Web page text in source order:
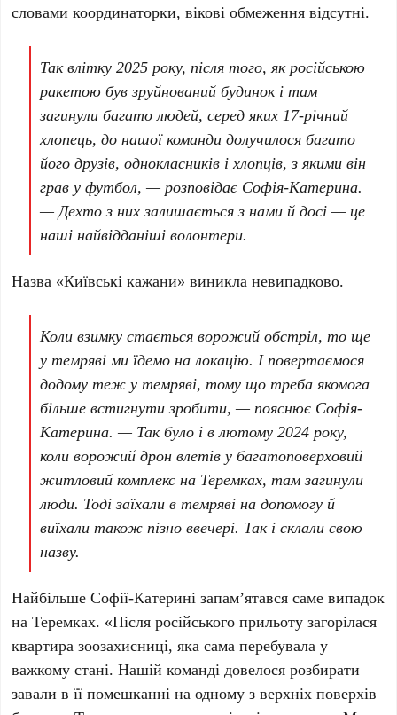
словами координаторки, вікові обмеження відсутні.
Так влітку2025 року, після того, як російською
ракетою був зруйнований будинок і там
загинули багато людей, серед яких17-річний
хлопець, до нашої команди долучилося багато
його друзів, однокласників і хлопців, з якими він
грав у футбол, — розповідає Софія-Катерина.
— Дехто з них залишається з нами й досі — це
наші найвідданіші волонтери.
Назва «Київські кажани» виникла невипадково.
Коли взимку стається ворожий обстріл, то ще
у темряві ми їдемо на локацію. І повертаємося
додому теж у темряві, тому що треба якомога
більше встигнути зробити, — пояснює Софія-
Катерина. — Так було і влютому 2024 року,
коли ворожий дрон влетів у багатоповерховий
житловий комплекс на Теремках, там загинули
люди. Тоді заїхали в темряві на допомогу й
виїхали також пізно ввечері. Так і склали свою
назву.
НайбільшеСофії-Катерині запам’ятався саме випадок
наТеремках. «Після російського прильоту загорілася
квартира зоозахисниці, яка сама перебувала у
важкому стані. Нашій команді довелося розбирати
завали в її помешканні на одному з верхніх поверхів